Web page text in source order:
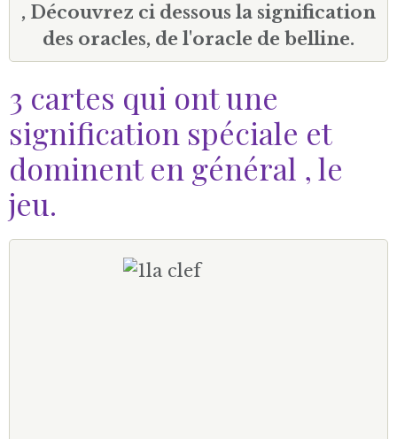
, Découvrez ci dessous la signification
des oracles, de l'oracle de belline.
3 cartes qui ont une
signification spéciale et
dominent en général , le
jeu.